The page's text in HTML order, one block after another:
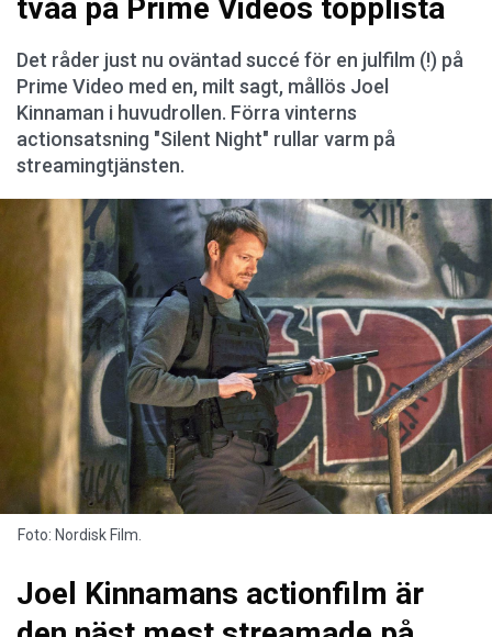
tvåa på Prime Videos topplista
Det råder just nu oväntad succé för en julfilm (!) på
Prime Video med en, milt sagt, mållös Joel
Kinnaman i huvudrollen. Förra vinterns
actionsatsning "Silent Night" rullar varm på
streamingtjänsten.
Foto: Nordisk Film.
Joel Kinnamans actionfilm är